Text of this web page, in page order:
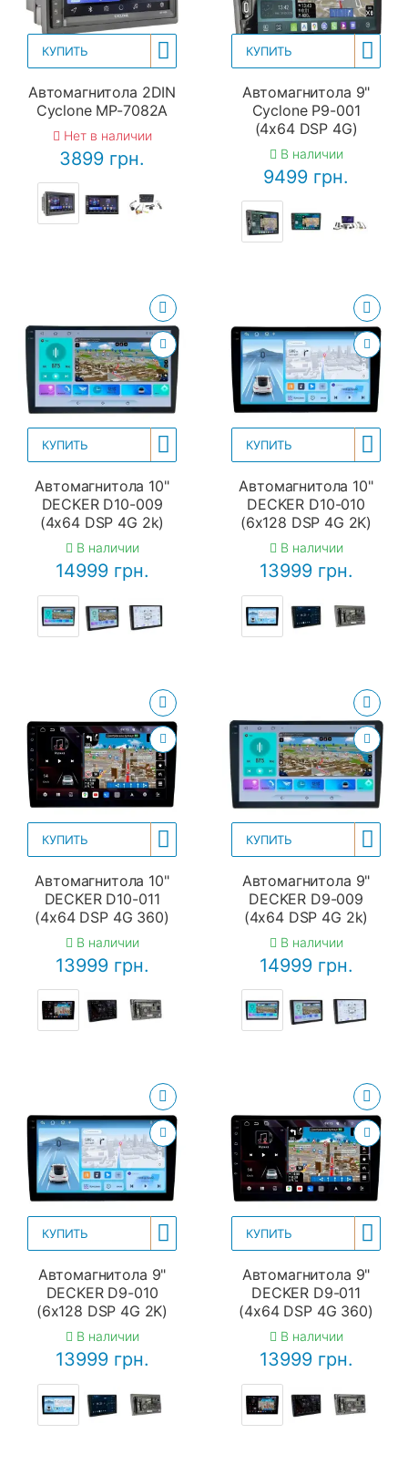
КУПИТЬ
Автомагнитола 2DIN
Cyclone MP-7082A
Нет в наличии
3899 грн.
КУПИТЬ
Автомагнитола 9"
Cyclone P9-001
(4x64 DSP 4G)
В наличии
9499 грн.
КУПИТЬ
Автомагнитола 10"
DECKER D10-009
(4x64 DSP 4G 2k)
В наличии
14999 грн.
КУПИТЬ
Автомагнитола 10"
DECKER D10-010
(6x128 DSP 4G 2K)
В наличии
13999 грн.
КУПИТЬ
Автомагнитола 10"
DECKER D10-011
(4x64 DSP 4G 360)
В наличии
13999 грн.
КУПИТЬ
Автомагнитола 9"
DECKER D9-009
(4x64 DSP 4G 2k)
В наличии
14999 грн.
КУПИТЬ
Автомагнитола 9"
DECKER D9-010
(6x128 DSP 4G 2K)
В наличии
13999 грн.
КУПИТЬ
Автомагнитола 9"
DECKER D9-011
(4x64 DSP 4G 360)
В наличии
13999 грн.